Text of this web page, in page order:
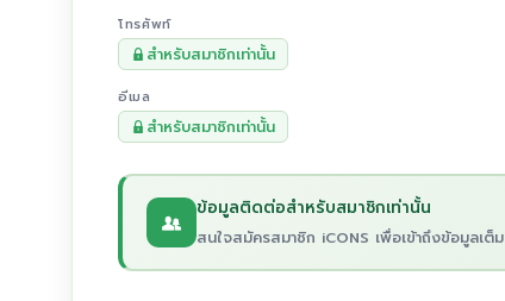
โทรศัพท์
สำหรับสมาชิกเท่านั้น
อีเมล
สำหรับสมาชิกเท่านั้น
ข้อมูลติดต่อสำหรับสมาชิกเท่านั้น
สนใจสมัครสมาชิก iCONS เพื่อเข้าถึงข้อมูลเต็ม